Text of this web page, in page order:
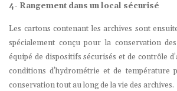
4- Rangement dans un local sécurisé
Les cartons contenant les archives sont
spécialement conçu pour la conservation
équipé de dispositifs sécurisés et de contrôle
conditions d’hydrométrie et de température
conservation tout au long de la vie des archives.